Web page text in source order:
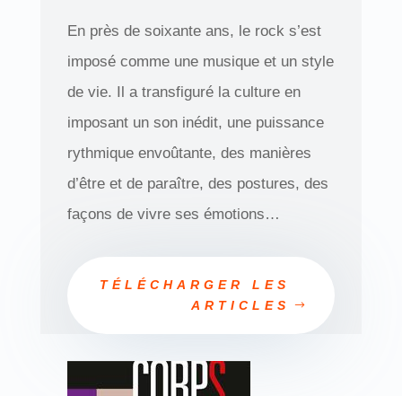
En près de soixante ans, le rock s’est
imposé comme une musique et un style
de vie. Il a transfiguré la culture en
imposant un son inédit, une puissance
rythmique envoûtante, des manières
d’être et de paraître, des postures, des
façons de vivre ses émotions…
TÉLÉCHARGER LES
ARTICLES